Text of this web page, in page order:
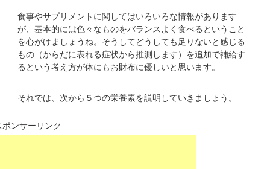
食事やサプリメントに関してはいろいろな情報があります
が、基本的には色々なものをバランスよく食べるということ
を心がけましょうね。そうしてどうしても足りないと感じる
もの（からだに表れる症状から推測します）を追加で補給す
るという考え方が体にもお財布に優しいと思います。
それでは、次から５つの栄養素を説明していきましょう。
ポンサーリンク